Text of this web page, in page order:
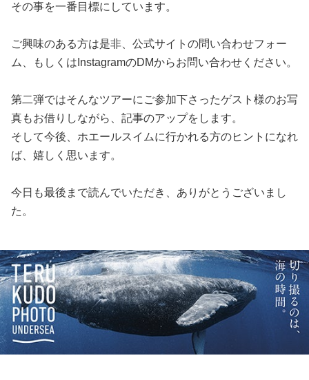
その事を一番目標にしています。
ご興味のある方は是非、公式サイトの問い合わせフォー
ム、もしくはInstagramのDMからお問い合わせください。
第二弾ではそんなツアーにご参加下さったゲスト様のお写
真もお借りしながら、記事のアップをします。
そして今後、ホエールスイムに行かれる方のヒントになれ
ば、嬉しく思います。
今日も最後まで読んでいただき、ありがとうございまし
た。